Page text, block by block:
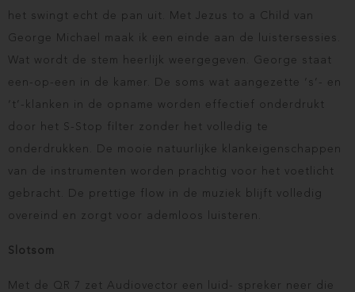
het swingt echt de pan uit. Met Jezus to a Child van
George Michael maak ik een einde aan de luistersessies.
Wat wordt de stem heerlijk weergegeven. George staat
een-op-een in de kamer. De soms wat aangezette ‘s’- en
‘t’-klanken in de opname worden effectief onderdrukt
door het S-Stop filter zonder het volledig te
onderdrukken. De mooie natuurlijke klankeigenschappen
van de instrumenten worden prachtig voor het voetlicht
gebracht. De prettige flow in de muziek blijft volledig
overeind en zorgt voor ademloos luisteren.
Slotsom
Met de QR 7 zet Audiovector een luid- spreker neer die